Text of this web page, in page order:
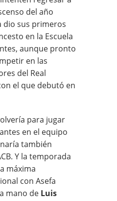
del año
dio sus primeros
en la Escuela
aunque pronto
en las
del Real
el que debutó en
para jugar
en el equipo
también
Y la temporada
máxima
con Asefa
mano de Luis